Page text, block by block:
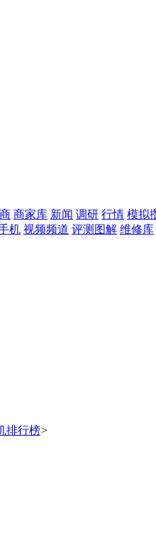
商家库 新闻 调研 行情 模拟
机 视频频道 评测图解 维修库
排行榜>